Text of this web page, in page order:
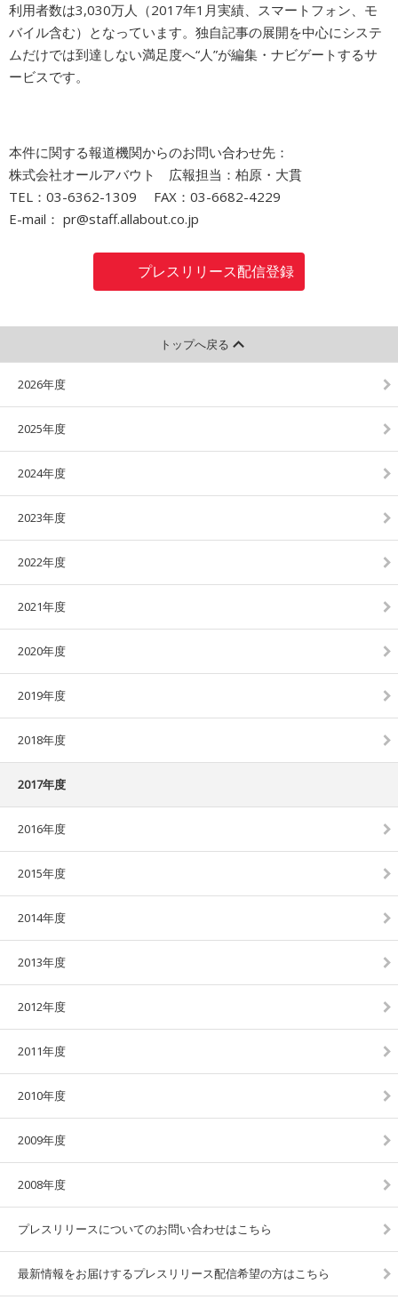
利用者数は3,030万人（2017年1月実績、スマートフォン、モ
バイル含む）となっています。独自記事の展開を中心にシステ
ムだけでは到達しない満足度へ“人”が編集・ナビゲートするサ
ービスです。
本件に関する報道機関からのお問い合わせ先：
株式会社オールアバウト 広報担当：柏原・大貫
TEL：03-6362-1309 FAX：03-6682-4229
E-mail： pr@staff.allabout.co.jp
プレスリリース配信登録
トップへ戻る
2026年度
2025年度
2024年度
2023年度
2022年度
2021年度
2020年度
2019年度
2018年度
2017年度
2016年度
2015年度
2014年度
2013年度
2012年度
2011年度
2010年度
2009年度
2008年度
プレスリリースについてのお問い合わせはこちら
最新情報をお届けするプレスリリース配信希望の方はこちら